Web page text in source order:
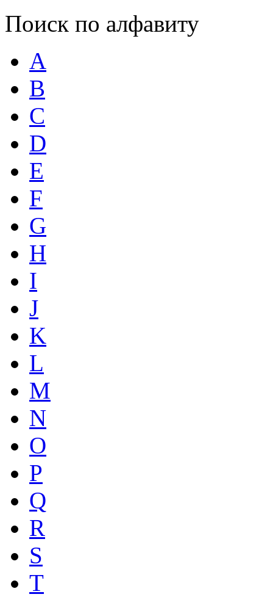
Поиск по алфавиту
A
B
C
D
E
F
G
H
I
J
K
L
M
N
O
P
Q
R
S
T